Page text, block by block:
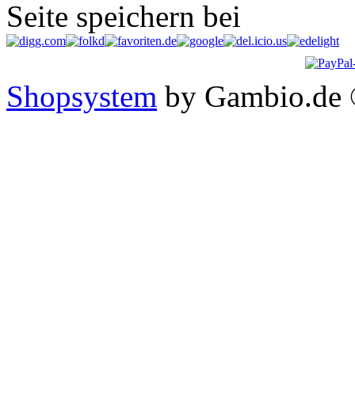
Seite speichern bei
Shopsystem by